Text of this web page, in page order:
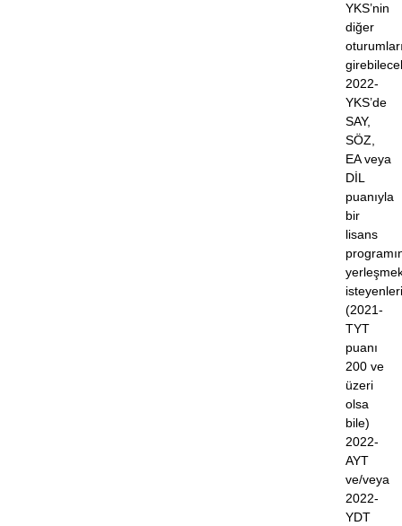
YKS’nin
diğer
2022-
YKS’de
SAY,
SÖZ,
EA veya
DİL
puanıyla
bir
lisans
(2021-
TYT
puanı
200 ve
üzeri
olsa
bile)
2022-
AYT
ve/veya
2022-
YDT